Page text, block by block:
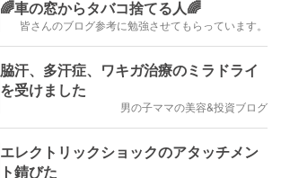
🌈車の窓からタバコ捨てる人🌈
皆さんのブログ参考に勉強させてもらっています。
脇汗、多汗症、ワキガ治療のミラドライ
を受けました
男の子ママの美容&投資ブログ
エレクトリックショックのアタッチメン
ト錆びた